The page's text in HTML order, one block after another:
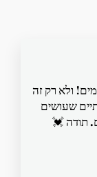
ולא רק זה
שעושים
תודה 💓